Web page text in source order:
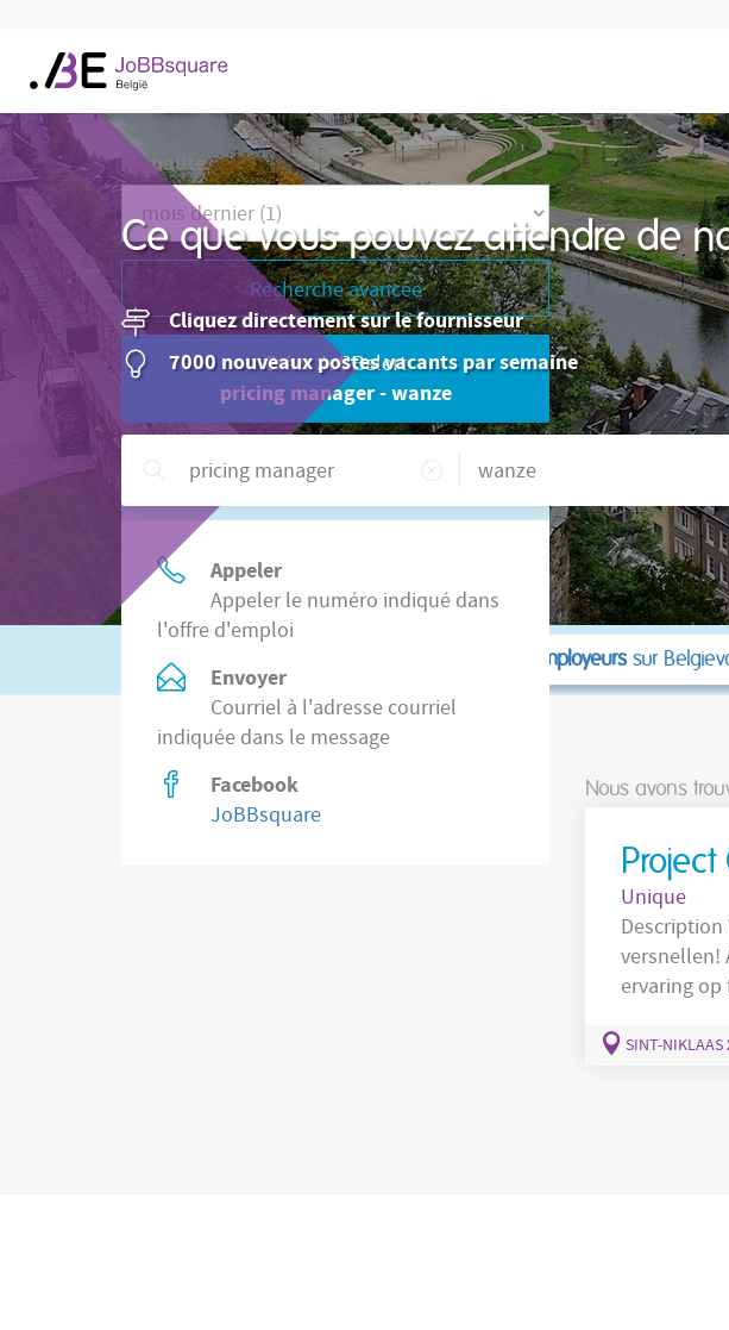
Ce que vous pouvez attendre de
Cliquez directement sur le fournisseur
7000 nouveaux postes vacants par semaine
Ou recherchez 2.200 postes vacants des employeurssur
Actualité
Recherche avancée
Créer JoBBalert
pricing manager - wanze
Besoin d'aide ?
Appeler
Appeler le numéro indiqué dans
l'offre d'emploi
Envoyer
Courriel à l'adresse courriel
indiquée dans le message
Facebook
JoBBsquare
Nous avons
Project
Unique
Description Word Project Consultant bij Unique Career: een unieke kans om je carrière te
versnellen! Als Project Consultant krijg je de mogelijkheid om in korte tijd enorm veel
ervaring
SINT-NIKLAAS